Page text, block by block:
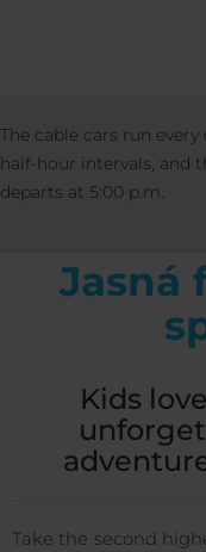
English
Jasná
Kids
Take the second
The cable cars run
half-hour intervals, and
departs at 5:00 p.m.